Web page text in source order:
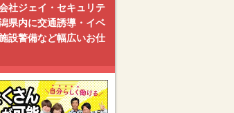
会社ジェイ・セキュリテ
県内に交通誘導・イベ
設警備など幅広いお仕